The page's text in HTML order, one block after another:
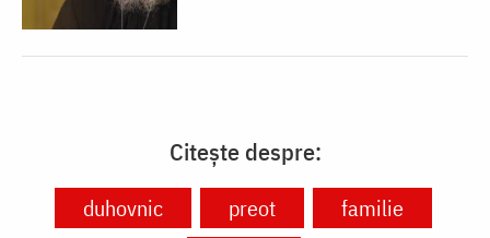
Citește despre:
duhovnic preot
familie